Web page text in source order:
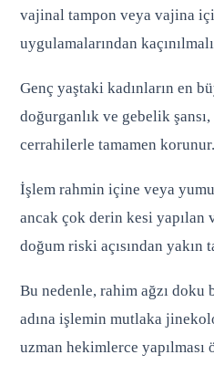
vajinal tampon veya vajina
uygulamalarından
Genç yaştaki kadınların en
doğurganlık ve gebelik
cerrahilerle tamamen korunur.
İşlem rahmin içine veya
ancak çok derin kesi yapılan
doğum riski açısından yakın
Bu nedenle, rahim ağzı doku
adına işlemin mutlaka
uzman hekimlerce yapılması